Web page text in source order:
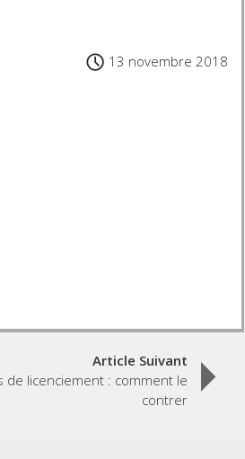
13 novembre 2018
Article Suivant
licenciement : comment le
contrer